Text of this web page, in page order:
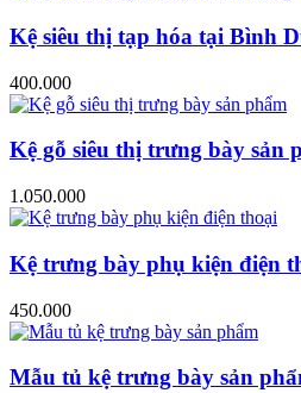
Kệ siêu thị tạp hóa tại Bình
400.000
Kệ gỗ siêu thị trưng bày sản
1.050.000
Kệ trưng bày phụ kiện điện
450.000
Mẫu tủ kệ trưng bày sản